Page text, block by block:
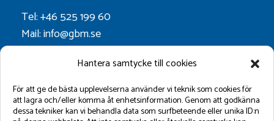
Hantera samtycke till cookies
För att ge de bästa upplevelserna använder vi teknik som cookies för
att lagra och/eller komma åt enhetsinformation. Genom att godkänna
dessa tekniker kan vi behandla data som surfbeteende eller unika ID:n
Tel: +46 525 199 60
Mail: info@gbm.se
Org.nr. 556052-0628